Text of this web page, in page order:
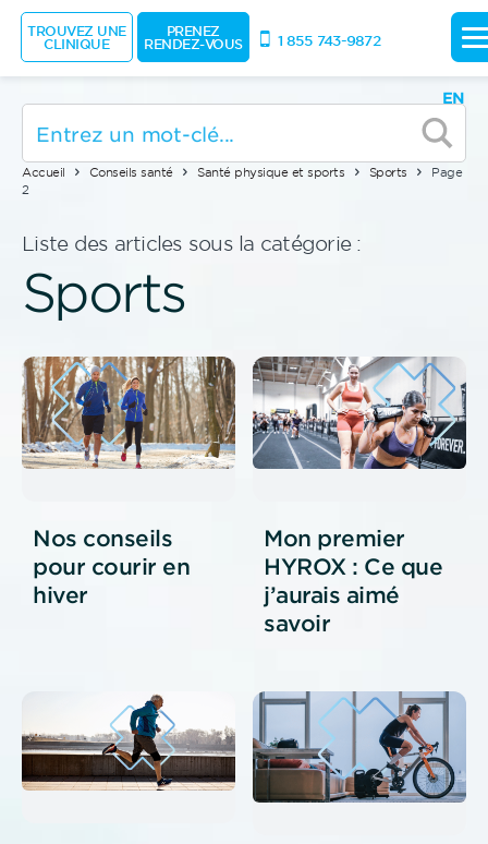
EN
Accueil Conseils santé Santé physique et sports Sports
Page
2
Liste des articles sous la catégorie :
Sports
Nos conseils
pour courir en
hiver
Mon premier
HYROX : Ce que
j’aurais aimé
savoir
TROUVEZ UNE
CLINIQUE
PRENEZ
RENDEZ-VOUS 1 855 743-9872